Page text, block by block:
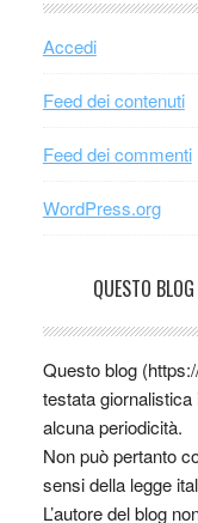
Accedi
Feed dei contenuti
Feed dei commenti
WordPress.org
QUESTO
Questo blog
testata
alcuna periodicità.
Non può pertanto
sensi della legge
L’autore del blog